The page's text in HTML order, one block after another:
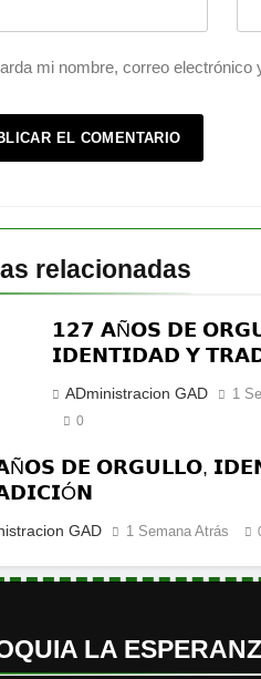
mi nombre, correo electrónico
relacionadas
𝟭𝟮𝟳 𝗔Ñ𝗢𝗦 𝗗𝗘
𝗜𝗗𝗘𝗡𝗧𝗜𝗗𝗔𝗗 𝗬
ADministracion GAD 1
0
𝗗𝗘 𝗢𝗥𝗚𝗨𝗟𝗟𝗢,
GAD 1 Semana Atrás
LA